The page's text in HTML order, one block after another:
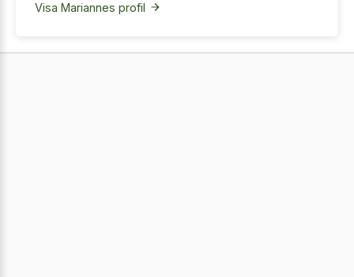
Visa Mariannes profil